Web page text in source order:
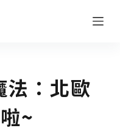
法：北歐
~